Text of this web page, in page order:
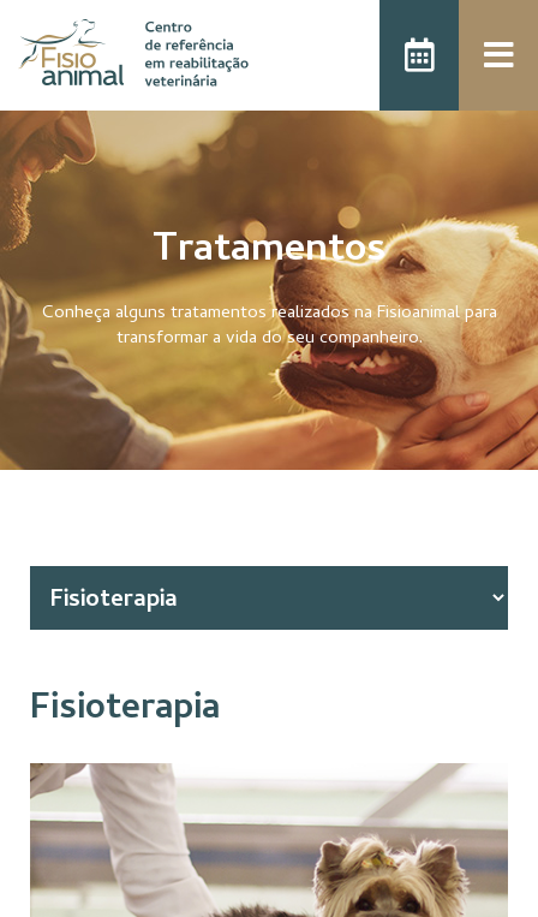
Tratamentos
Conheça alguns tratamentos realizados na Fisioanimal para
transformar a vida do seu companheiro.
Fisioterapia